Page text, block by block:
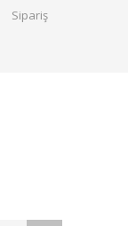
Sipariş